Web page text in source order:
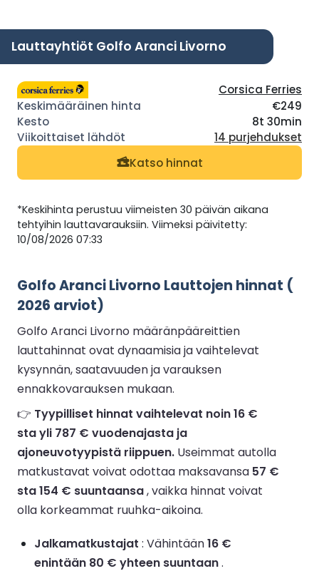
Lauttayhtiöt Golfo Aranci Livorno
Corsica Ferries
€249
8t 30min
14 purjehdukset
Katso hinnat
*Keskihinta perustuu viimeisten 30 päivän aikana
tehtyihin lauttavarauksiin. Viimeksi päivitetty:
10/08/2026 07:33
Golfo Aranci Livorno Lauttojen hinnat (
2026 arviot)
Golfo Aranci Livorno määränpääreittien
lauttahinnat ovat dynaamisia ja vaihtelevat
kysynnän, saatavuuden ja varauksen
ennakkovarauksen mukaan.
👉 Tyypilliset hinnat vaihtelevat noin 16 €
sta yli 787 € vuodenajasta ja
ajoneuvotyypistä riippuen. Useimmat autolla
matkustavat voivat odottaa maksavansa 57 €
sta 154 € suuntaansa, vaikka hinnat voivat
olla korkeammat ruuhka-aikoina.
Jalkamatkustajat : Vähintään16 €
enintään 80 € yhteen suuntaan.